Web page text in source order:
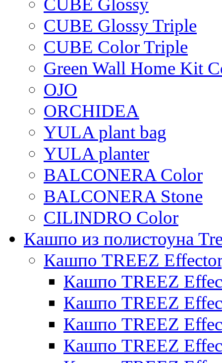
CUBE Glossy
CUBE Glossy Triple
CUBE Color Triple
Green Wall Home Kit
OJO
ORCHIDEA
YULA plant bag
YULA planter
BALCONERA Color
BALCONERA Stone
CILINDRO Color
Кашпо из полистоуна
Кашпо TREEZ
Кашпо TREEZ
Кашпо TREEZ
Кашпо TREEZ
Кашпо TREEZ